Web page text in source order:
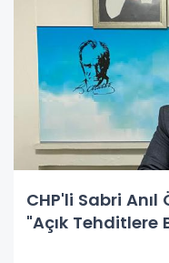
CHP'li Sabri
"Açık Tehditlere